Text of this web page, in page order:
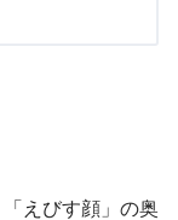
えびす顔」の奥